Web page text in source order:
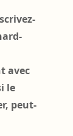
avec
le
peut-